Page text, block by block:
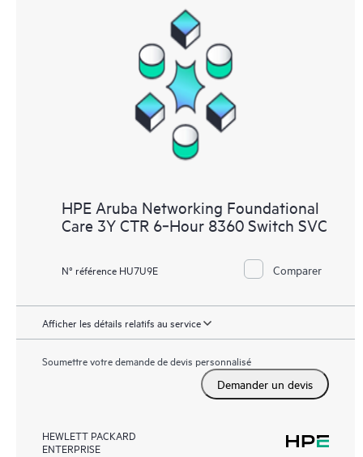
HPE Aruba Networking Foundational
Care 3Y CTR 6‑Hour 8360 Switch SVC
N° référence HU7U9E Comparer
Afficher les détails relatifs au service
Soumettre votre demande de devis personnalisé
Demander un devis
HEWLETT PACKARD
ENTERPRISE